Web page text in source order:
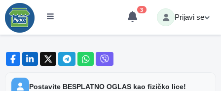
3
Prijavi se
Postavite BESPLATNO OGLAS kao fizičko lice!